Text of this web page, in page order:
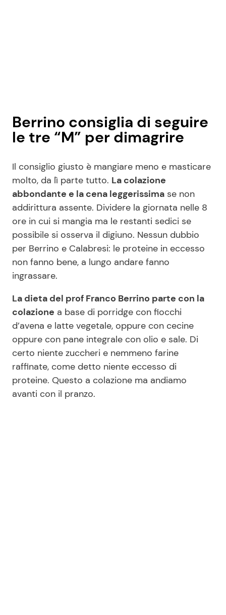
Berrino consiglia di seguire
le tre “M” per dimagrire
Il consiglio giusto è mangiare meno e masticare
molto, da lì parte tutto. La colazione
abbondante e la cena leggerissima se non
addirittura assente. Dividere la giornata nelle 8
ore in cui si mangia ma le restanti sedici se
possibile si osserva il digiuno. Nessun dubbio
per Berrino e Calabresi: le proteine in eccesso
non fanno bene, a lungo andare fanno
ingrassare.
La dieta del prof Franco Berrino parte con la
colazione a base di porridge con fiocchi
d’avena e latte vegetale, oppure con cecine
oppure con pane integrale con olio e sale. Di
certo niente zuccheri e nemmeno farine
raffinate, come detto niente eccesso di
proteine. Questo a colazione ma andiamo
avanti con il pranzo.